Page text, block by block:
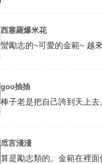
西塞羅爆米花
蠻勵志的~可愛的金範~ 越
goo抽抽
棒子老是把自己誇到天上
卮言淺淺
算是勵志類的。金範在裡